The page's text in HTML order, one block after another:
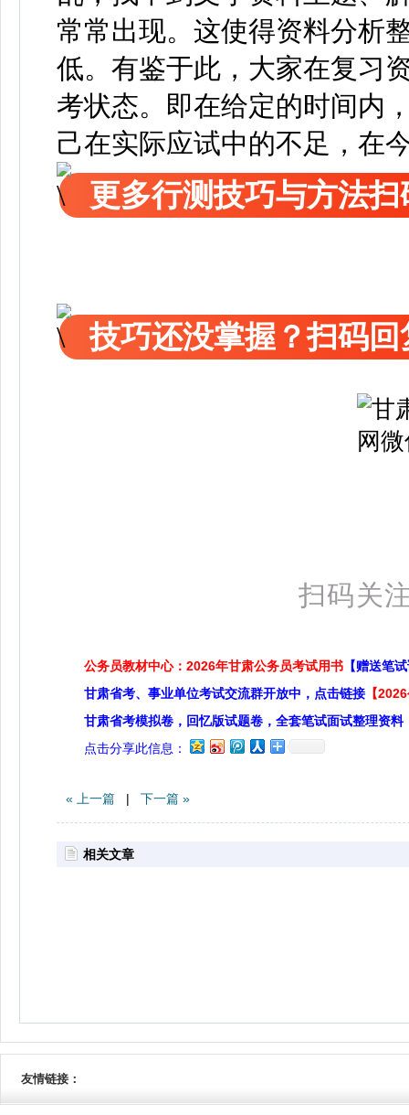
常常出现。 这使得资料分析
低。 有鉴于此，大家在复习
考状态。即在给定的时间内
己在实际应试中的不足，在
更多行测技巧与方法扫
技巧还没掌握？扫码回
扫码关
公务员教材中心：2026年甘肃公务员考试用书 【赠送笔
甘肃省考、事业单位考试交流群开放中，点击链接 【
甘肃省考模拟卷，回忆版试题卷，全套笔试面试整理资料
点击分享此信息：
« 上一篇 | 下一篇 »
相关文章
友情链接：